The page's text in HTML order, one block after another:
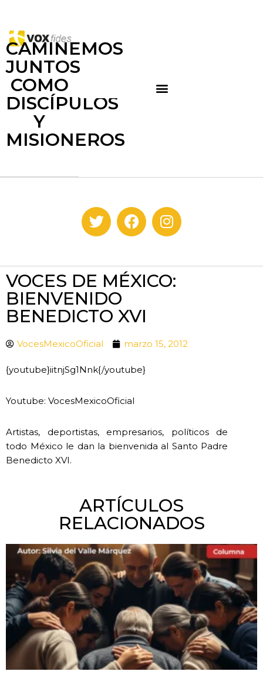
CAMINEMOS
JUNTOS
COMO
DISCÍPULOS
Y
MISIONEROS
VOCES DE MÉXICO:
BIENVENIDO
BENEDICTO XVI
VocesMexicoOficial marzo 15, 2012
{youtube}iitnjSg1Nnk{/youtube}
Youtube: VocesMexicoOficial
Artistas, deportistas, empresarios, políticos de
todo México le dan la bienvenida al Santo Padre
Benedicto XVI.
ARTÍCULOS
RELACIONADOS